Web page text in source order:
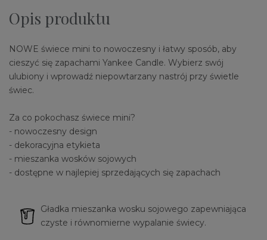
Opis produktu
NOWE świece mini to nowoczesny i łatwy sposób, aby
cieszyć się zapachami Yankee Candle. Wybierz swój
ulubiony i wprowadź niepowtarzany nastrój przy świetle
świec.
Za co pokochasz świece mini?
- nowoczesny design
- dekoracyjna etykieta
- mieszanka wosków sojowych
- dostępne w najlepiej sprzedających się zapachach
Gładka mieszanka wosku sojowego zapewniająca
czyste i równomierne wypalanie świecy.